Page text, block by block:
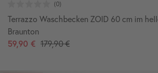
Terrazzo Waschbecken ZOID 60 cm im
Braunton
59,90 € 179,90 €